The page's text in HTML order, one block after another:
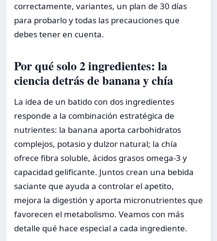
correctamente, variantes, un plan de 30 días
para probarlo y todas las precauciones que
debes tener en cuenta.
Por qué solo 2 ingredientes: la
ciencia detrás de banana y chía
La idea de un batido con dos ingredientes
responde a la combinación estratégica de
nutrientes: la banana aporta carbohidratos
complejos, potasio y dulzor natural; la chía
ofrece fibra soluble, ácidos grasos omega-3 y
capacidad gelificante. Juntos crean una bebida
saciante que ayuda a controlar el apetito,
mejora la digestión y aporta micronutrientes que
favorecen el metabolismo. Veamos con más
detalle qué hace especial a cada ingrediente.